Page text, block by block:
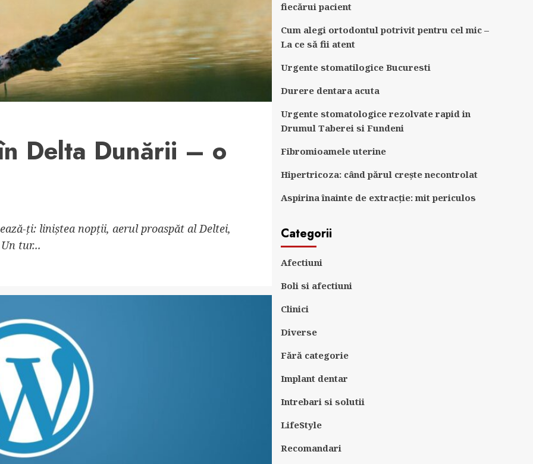
Delta Dunării – o
ți: liniștea nopții, aerul proaspăt al Deltei,
tur...
fiecărui pacient
Cum alegi ortodontul potrivit pentru cel mic –
La ce să fii atent
Urgente stomatilogice Bucuresti
Durere dentara acuta
Urgente stomatologice rezolvate rapid in
Drumul Taberei si Fundeni
Fibromioamele uterine
Hipertricoza: când părul crește necontrolat
Aspirina înainte de extracție: mit periculos
Categorii
Afectiuni
Boli si afectiuni
Clinici
Diverse
Fără categorie
Implant dentar
Intrebari si solutii
LifeStyle
Recomandari